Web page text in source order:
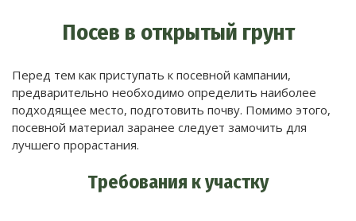
Посев в открытый грунт
Перед тем как приступать к посевной кампании,
предварительно необходимо определить наиболее
подходящее место, подготовить почву. Помимо этого,
посевной материал заранее следует замочить для
лучшего прорастания.
Требования к участку